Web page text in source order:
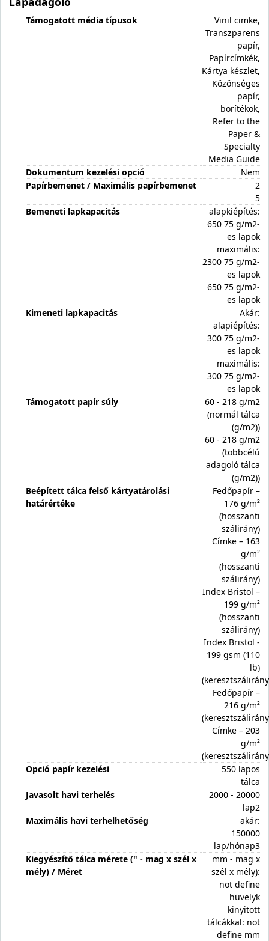
Támogatott média típusok
Vinil cimke,
Transzparens
papír,
Papírcímkék,
Kártya készlet,
Közönséges
papír,
borítékok,
Refer to the
Paper &
Specialty
Media Guide
Dokumentum kezelési opció
Nem
Papírbemenet / Maximális papírbemenet
2
5
Bemeneti lapkapacitás
alapkiépítés:
650 75 g/m2-
es lapok
maximális:
2300 75 g/m2-
es lapok
650 75 g/m2-
es lapok
Kimeneti lapkapacitás
Akár:
alapiépítés:
300 75 g/m2-
es lapok
maximális:
300 75 g/m2-
es lapok
Támogatott papír súly
60 - 218 g/m2
(normál tálca
(g/m2))
60 - 218 g/m2
(többcélú
adagoló tálca
(g/m2))
Beépített tálca felső kártyatárolási
határértéke
Fedőpapír –
176 g/m²
(hosszanti
szálirány)
Címke – 163
g/m²
(hosszanti
szálirány)
Index Bristol –
199 g/m²
(hosszanti
szálirány)
Index Bristol -
199 gsm (110
lb)
Fedőpapír –
216 g/m²
Címke – 203
g/m²
Opció papír kezelési
550 lapos
tálca
Javasolt havi terhelés
2000 - 20000
lap2
Maximális havi terhelhetőség
akár:
150000
lap/hónap3
Kiegyészítő tálca mérete (" - mag x szél x
mély) / Méret
mm - mag x
szél x mély):
not define
hüvelyk
kinyitott
tálcákkal: not
define mm